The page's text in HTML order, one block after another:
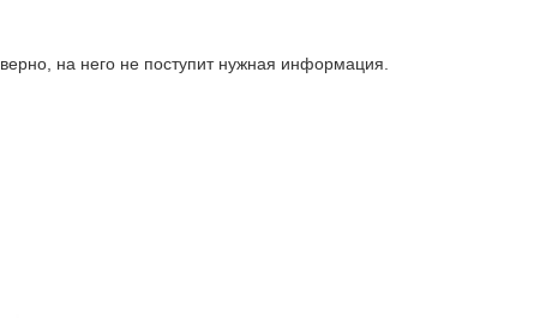
на него не поступит нужная информация.